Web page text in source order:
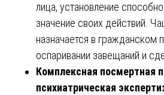
лица, установление
значение своих действий.
назначается в гражданском
оспаривании завещаний и
Комплексная посмертная
психиатрическая